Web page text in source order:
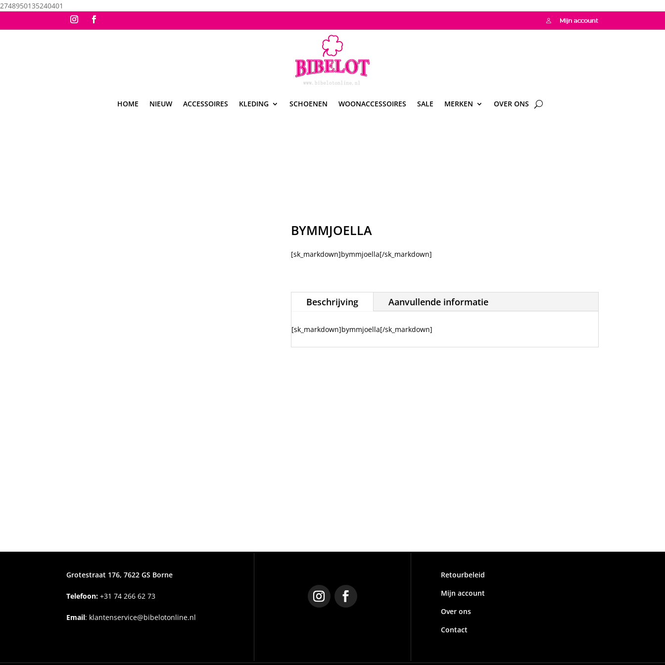
2748950135240401
HOME NIEUW ACCESSOIRES KLEDING SCHOENEN WOONACCESSOIRES SALE MERKEN OVER ONS
BYMMJOELLA
[sk_markdown]bymmjoella[/sk_markdown]
Beschrijving Aanvullende informatie
[sk_markdown]bymmjoella[/sk_markdown]
Grotestraat 176, 7622 GS Borne
Telefoon: +3174 266 62 73
Email: klantenservice@bibelotonline.nl
Retourbeleid
Mijn account
Over ons
Contact